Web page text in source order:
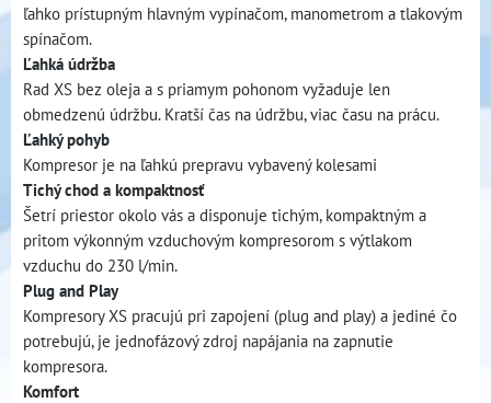
ľahko prístupným hlavným vypínačom, manometrom a tlakovým
spínačom.
Ľahká údržba
Rad XS bez oleja a s priamym pohonom vyžaduje len
obmedzenú údržbu. Kratší čas na údržbu, viac času na prácu.
Ľahký pohyb
Kompresor je na ľahkú prepravu vybavený kolesami
Tichý chod a kompaktnosť
Šetrí priestor okolo vás a disponuje tichým, kompaktným a
pritom výkonným vzduchovým kompresorom s výtlakom
vzduchu do 230 l/min.
Plug and Play
Kompresory XS pracujú pri zapojení (plug and play) a jediné čo
potrebujú, je jednofázový zdroj napájania na zapnutie
kompresora.
Komfort